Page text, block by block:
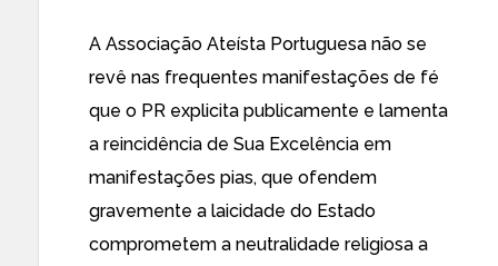
A Associação Ateísta Portuguesa não se
revê nas frequentes manifestações de fé
que o PR explicita publicamente e lamenta
a reincidência de Sua Excelência em
manifestações pias, que ofendem
gravemente a laicidade do Estado
comprometem a neutralidade religiosa a